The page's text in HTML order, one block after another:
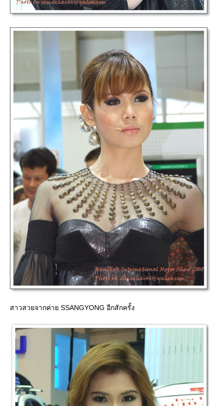
สาวสวยจากค่าย SSANGYONG อีกสักครั้ง